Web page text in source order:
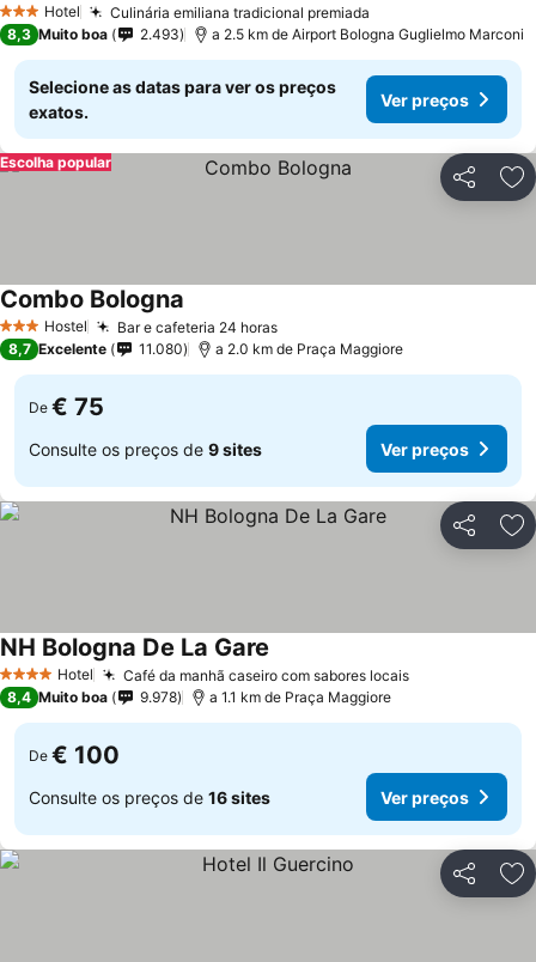
3 EstrelasHotel Culinária emiliana tradicional premiada
8,3 Muito boa 2.493 a 2.5 km de Airport Bologna Guglielmo Marconi
Selecione as datas para ver os preços
exatos.
Ver preços
Partilhar
Escolha popular
3 EstrelasHostel Bar e cafeteria 24 horas
Combo Bologna
8,7 Excelente 11.080 a 2.0 km de Praça Maggiore
De € 75
Consulte os preços de 9 sites Ver preços
Partilhar
4 EstrelasHotel Café da manhã caseiro com sabores locais
NH Bologna De La Gare
8,4 Muito boa 9.978 a 1.1 km de Praça Maggiore
De € 100
Consulte os preços de 16 sites Ver preços
Partilhar